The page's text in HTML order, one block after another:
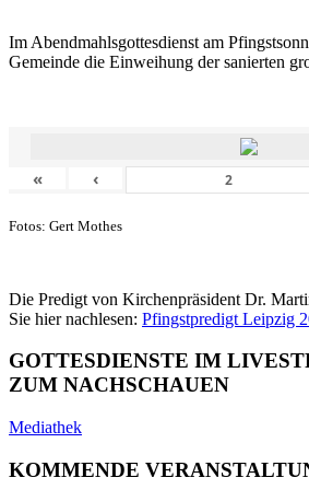
Im Abendmahlsgottesdienst am
Gemeinde die Einweihung der sanierten
« ‹
Fotos: Gert Mothes
Die Predigt von Kirchenpräsident Dr.
Sie hier nachlesen: Pfingstpredigt Leipzig
GOTTESDIENSTE IM
ZUM NACHSCHAUEN
Mediathek
KOMMENDE